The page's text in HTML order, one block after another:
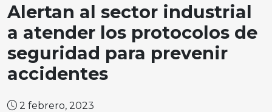
Alertan al sector industrial
a atender los protocolos de
seguridad para prevenir
accidentes
2 febrero, 2023